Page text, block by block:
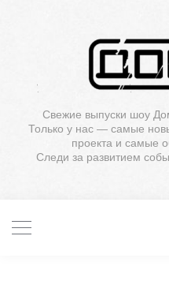
Свежие выпуски шоу
Только у нас — самые
проекта и самые
Следи за развитием